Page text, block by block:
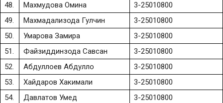
48.
Махмудова Омина
3-25010800
49.
Махмадализода Гулчин
3-25010800
50.
Умарова Замира
3-25010800
51.
Файзиддинзода Савсан
3-25010800
52.
Абдуллоев Абдулло
3-25010800
53.
Хайдаров Хакимали
3-25010800
54.
Давлатов Умед
3-25010800